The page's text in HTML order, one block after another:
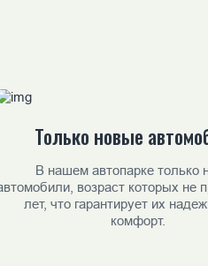
Только новые
В нашем автопарке только
возраст которых не
лет, что гарантирует их
комфорт.